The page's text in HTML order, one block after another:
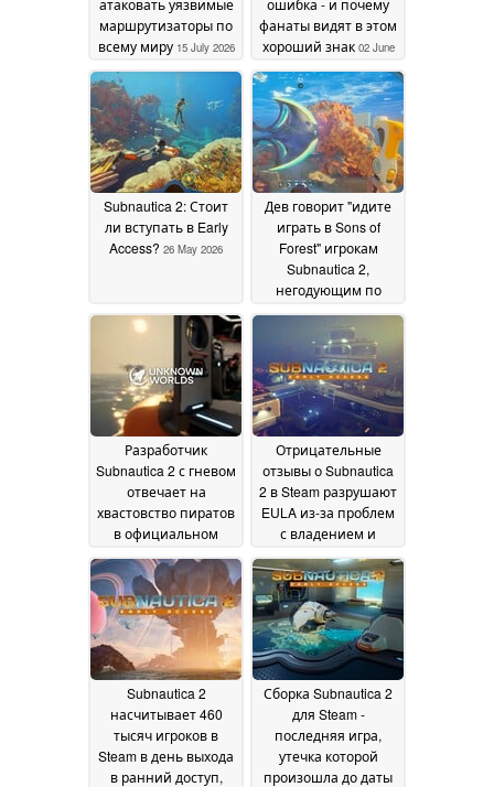
атаковать уязвимые
маршрутизаторы по
всему миру 15 July 2026
ошибка - и почему
фанаты видят в этом
хороший знак 02 June
2026
Subnautica 2: Стоит
ли вступать в Early
Access? 26 May 2026
Дев говорит "идите
играть в Sons of
Forest" игрокам
Subnautica 2,
негодующим по
23 May 2026
Разработчик
Subnautica 2 с гневом
отвечает на
хвастовство пиратов
в официальном
19 May 2026
Отрицательные
отзывы о Subnautica
2 в Steam разрушают
EULA из-за проблем
с владением и
18 May 2026
Subnautica 2
насчитывает 460
тысяч игроков в
Steam в день выхода
в ранний доступ,
Сборка Subnautica 2
для Steam -
последняя игра,
утечка которой
произошла до даты